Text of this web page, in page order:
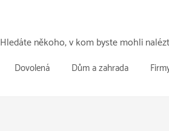
Hledáte někoho, v kom byste mohli
Dovolená Dům a zahrada